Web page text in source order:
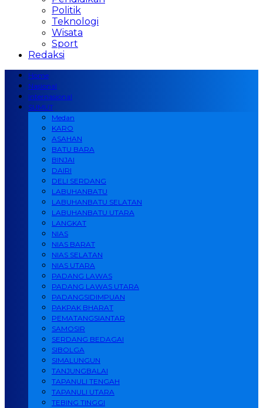
Politik
Teknologi
Wisata
Sport
Redaksi
Home
Nasional
Internasional
SUMUT
Medan
KARO
ASAHAN
BATU BARA
BINJAI
DAIRI
DELI SERDANG
LABUHANBATU
LABUHANBATU SELATAN
LABUHANBATU UTARA
LANGKAT
NIAS
NIAS BARAT
NIAS SELATAN
NIAS UTARA
PADANG LAWAS
PADANG LAWAS UTARA
PADANGSIDIMPUAN
PAKPAK BHARAT
PEMATANGSIANTAR
SAMOSIR
SERDANG BEDAGAI
SIBOLGA
SIMALUNGUN
TANJUNGBALAI
TAPANULI TENGAH
TAPANULI UTARA
TEBING TINGGI